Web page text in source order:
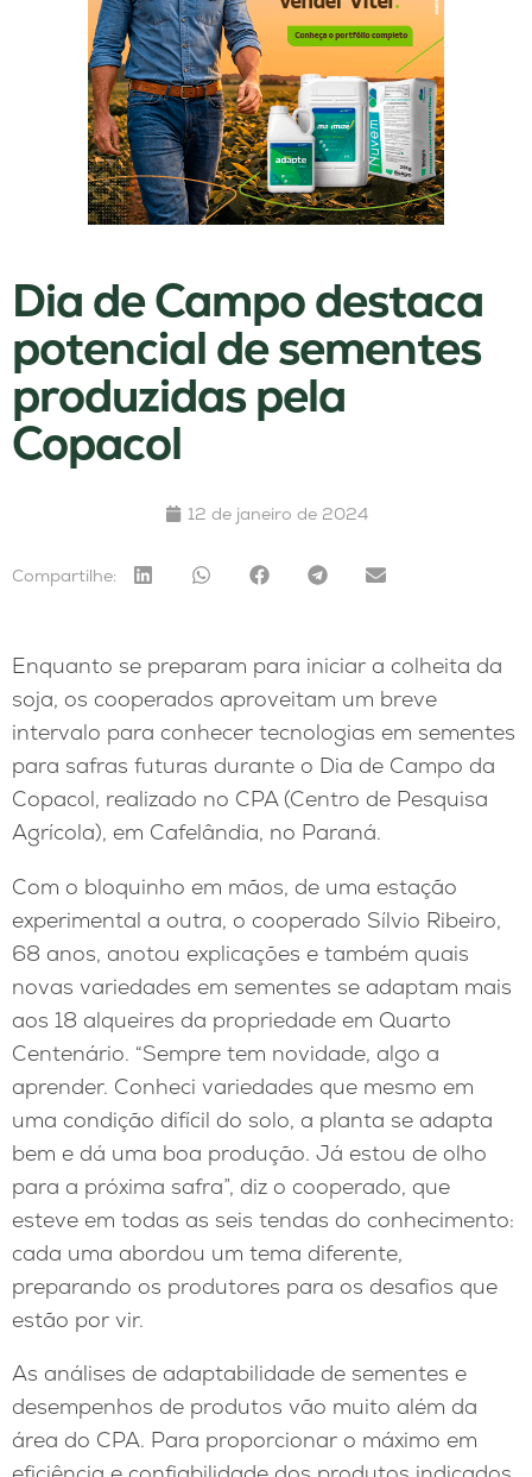
Dia de Campo destaca
potencial de sementes
produzidas pela
Copacol
12 de janeiro de 2024
Compartilhe:
Enquanto se preparam para iniciar a colheita da
soja, os cooperados aproveitam um breve
intervalo para conhecer tecnologias em sementes
para safras futuras durante o Dia de Campo da
Copacol, realizado no CPA (Centro de Pesquisa
Agrícola), em Cafelândia, no Paraná.
Com o bloquinho em mãos, de uma estação
experimental a outra, o cooperado Sílvio Ribeiro,
68 anos, anotou explicações e também quais
novas variedades em sementes se adaptam mais
aos 18 alqueires da propriedade em Quarto
Centenário. “Sempre tem novidade, algo a
aprender. Conheci variedades que mesmo em
uma condição difícil do solo, a planta se adapta
bem e dá uma boa produção. Já estou de olho
para a próxima safra”, diz o cooperado, que
esteve em todas as seis tendas do conhecimento:
cada uma abordou um tema diferente,
preparando os produtores para os desafios que
estão por vir.
As análises de adaptabilidade de sementes e
desempenhos de produtos vão muito além da
área do CPA. Para proporcionar o máximo em